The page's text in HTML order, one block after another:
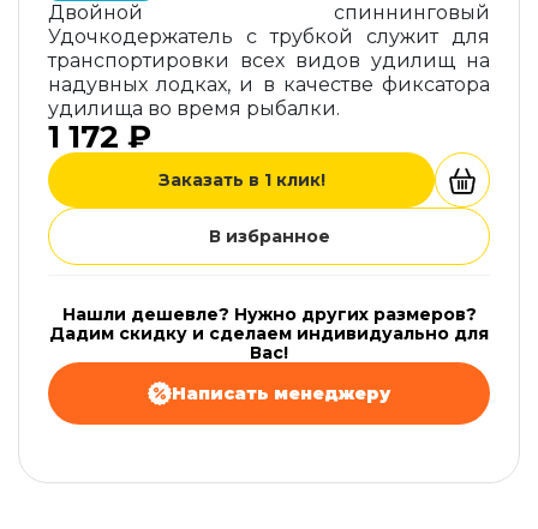
Двойной спиннинговый
Удочкодержатель с трубкой служит для
транспортировки всех видов удилищ на
надувных лодках, и в качестве фиксатора
удилища во время рыбалки.
1 172 ₽
Заказать в 1 клик!
В избранное
Нашли дешевле? Нужно других размеров?
Дадим скидку и сделаем индивидуально для
Вас!
Написать менеджеру